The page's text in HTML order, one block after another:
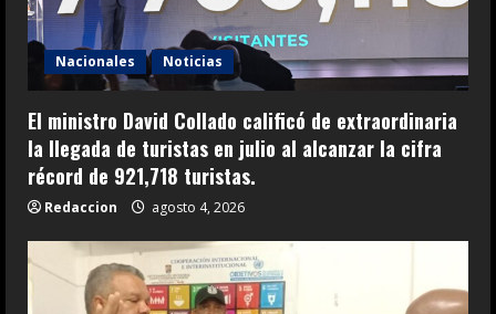
Nacionales Noticias
El ministro David Collado calificó de extraordinaria
la llegada de turistas en julio al alcanzar la cifra
récord de 921,718 turistas.
Redaccion agosto 4, 2026